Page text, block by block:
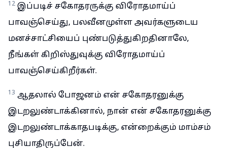
12 இப்படிச் சகோதரருக்கு விரோதமாய்ப்
பாவஞ்செய்து, பலவீனமுள்ள அவர்களுடைய
மனச்சாட்சியைப் புண்படுத்துகிறதினாலே,
நீங்கள் கிறிஸ்துவுக்கு விரோதமாய்ப்
பாவஞ்செய்கிறீர்கள்.
13 ஆதலால் போஜனம் என் சகோதரனுக்கு
இடறலுண்டாக்கினால், நான் என் சகோதரனுக்கு
இடறலுண்டாக்காதபடிக்கு, என்றைக்கும் மாம்சம்
புசியாதிருப்பேன்.